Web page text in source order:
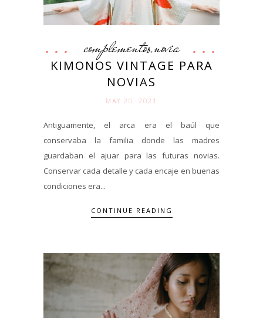
complementos,novia
KIMONOS VINTAGE PARA
NOVIAS
MAY 20. 2021
Antiguamente, el arca era el baúl que
conservaba la familia donde las madres
guardaban el ajuar para las futuras novias.
Conservar cada detalle y cada encaje en buenas
condiciones era...
CONTINUE READING